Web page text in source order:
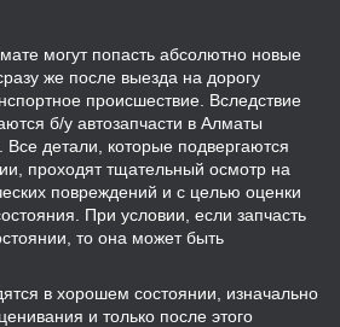
могут попасть абсолютно новые
же после выезда на дорогу
происшествие. Вследствие
б/у автозапчасти в Алматы
Все детали, которые подвергаются
проходят тщательный осмотр на
повреждений и с целью оценки
При условии, если запчасть
то она может быть
в хорошем состоянии, изначально
и только после этого